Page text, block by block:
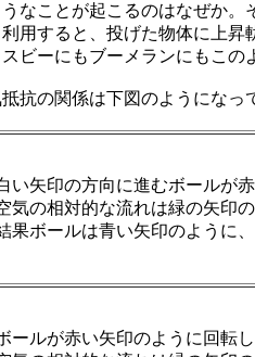
なことが起こるのはなぜか
用すると、投げた物体に上
ビーにもブーメランにもこ
抗の関係は下図のようになっ
い矢印の方向に進むボールが
気の相対的な流れは緑の矢印
果ボールは青い矢印のように
ールが赤い矢印のように回転